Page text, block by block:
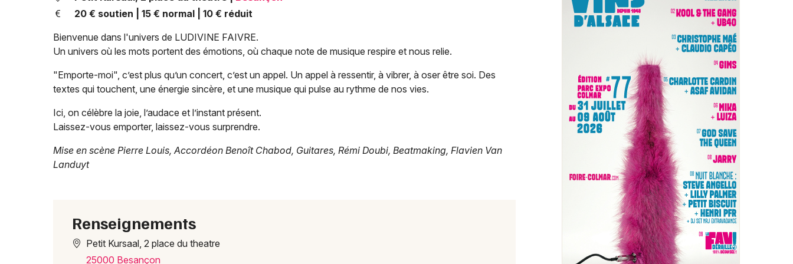
Sports
Soirées
Nantes
Nice
Toulouse
20 € soutien | 15 € normal | 10 € réduit
Bienvenue dans l'univers de LUDIVINE FAIVRE.
Un univers où les mots portent des émotions, où chaque note de musique respire et nous relie.
"Emporte-moi", c’est plus qu’un concert, c’est un appel. Un appel à ressentir, à vibrer, à oser être soi. Des
textes qui touchent, une énergie sincère, et une musique qui pulse au rythme de nos vies.
Ici, on célèbre la joie, l’audace et l’instant présent.
Laissez-vous emporter, laissez-vous surprendre.
Mise en scène Pierre Louis, Accordéon Benoît Chabod, Guitares, Rémi Doubi, Beatmaking, Flavien Van
Landuyt
Renseignements
Petit Kursaal, 2 place du theatre
25000 Besançon